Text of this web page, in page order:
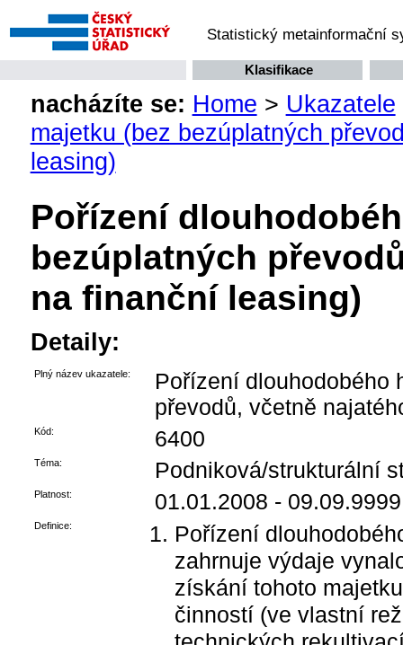
Statistický metainformační
Klasifikace
nacházíte se: Home > Ukazatele
majetku (bez bezúplatných
leasing)
Pořízení
bezúplatných
na finanční leasing)
Detaily:
Plný název ukazatele:
Pořízení dlouhodobého
převodů, včetně
Kód: 6400
Téma: Podniková/strukturální
Platnost: 01.01.2008 - 09.09.9999
Definice:
Pořízení
zahrnuje výdaje
získání tohoto
činností (ve vlastní